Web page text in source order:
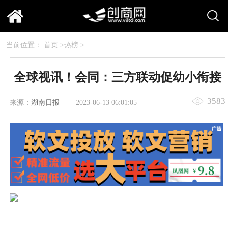
当前位置： 首页 >热榜 >
全球视讯！会同：三方联动促幼小衔接
来源： 湖南日报 2023-06-13 06:01:05 3583